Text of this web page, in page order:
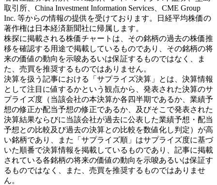
取引所、China Investment Information Services、CME Group
Inc. 等からの情報の提供を受けております。日経平均株価の
著作権は日本経済新聞社に帰属します。
株探に掲載される株価チャートは、その銘柄の過去の株価推
移を確認する用途で掲載しているものであり、その銘柄の将
来の価値の動向を示唆あるいは保証するものではなく、ま
た、売買を推奨するものではありません。
決算を扱う記事における「サプライズ決算」とは、決算情報
として注目に値するかという観点から、発表された決算のサ
プライズ度（当該会社の本決算か各四半期であるか、業績予
想の修正か配当予想の修正であるか、及びそこで発表された
決算結果ならびに当該会社が過去に公表した業績予想・配当
予想との比較及び過去の決算との比較を数値化し判定）が高
い銘柄であり、また「サプライズ順」はサプライズ度に基づ
いた順番で決算情報を掲載しているものであり、記事に掲載
されている各銘柄の将来の価値の動向を示唆あるいは保証す
るものではなく、また、売買を推奨するものではありませ
ん。